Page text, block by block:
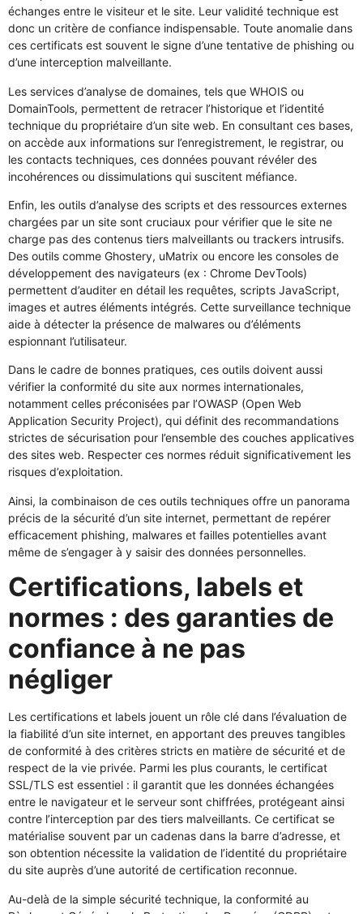
échanges entre le visiteur et le site. Leur validité technique est
donc un critère de confiance indispensable. Toute anomalie dans
ces certificats est souvent le signe d’une tentative de phishing ou
d’une interception malveillante.
Les services d’analyse de domaines, tels que WHOIS ou
DomainTools, permettent de retracer l’historique et l’identité
technique du propriétaire d’un site web. En consultant ces bases,
on accède aux informations sur l’enregistrement, le registrar, ou
les contacts techniques, ces données pouvant révéler des
incohérences ou dissimulations qui suscitent méfiance.
Enfin, les outils d’analyse des scripts et des ressources externes
chargées par un site sont cruciaux pour vérifier que le site ne
charge pas des contenus tiers malveillants ou trackers intrusifs.
Des outils comme Ghostery, uMatrix ou encore les consoles de
développement des navigateurs (ex : Chrome DevTools)
permettent d’auditer en détail les requêtes, scripts JavaScript,
images et autres éléments intégrés. Cette surveillance technique
aide à détecter la présence de malwares ou d’éléments
espionnant l’utilisateur.
Dans le cadre de bonnes pratiques, ces outils doivent aussi
vérifier la conformité du site aux normes internationales,
notamment celles préconisées par l’OWASP (Open Web
Application Security Project), qui définit des recommandations
strictes de sécurisation pour l’ensemble des couches applicatives
des sites web. Respecter ces normes réduit significativement les
risques d’exploitation.
Ainsi, la combinaison de ces outils techniques offre un panorama
précis de la sécurité d’un site internet, permettant de repérer
efficacement phishing, malwares et failles potentielles avant
même de s’engager à y saisir des données personnelles.
Certifications, labels et
normes : des garanties de
confiance à ne pas
négliger
Les certifications et labels jouent un rôle clé dans l’évaluation de
la fiabilité d’un site internet, en apportant des preuves tangibles
de conformité à des critères stricts en matière de sécurité et de
respect de la vie privée. Parmi les plus courants, le certificat
SSL/TLS est essentiel : il garantit que les données échangées
entre le navigateur et le serveur sont chiffrées, protégeant ainsi
contre l’interception par des tiers malveillants. Ce certificat se
matérialise souvent par un cadenas dans la barre d’adresse, et
son obtention nécessite la validation de l’identité du propriétaire
du site auprès d’une autorité de certification reconnue.
Au-delà de la simple sécurité technique, la conformité au